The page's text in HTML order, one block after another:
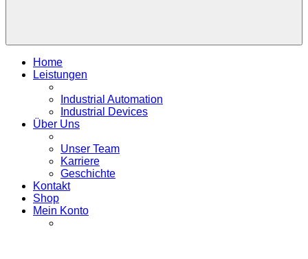
Home
Leistungen
Industrial Automation
Industrial Devices
Über Uns
Unser Team
Karriere
Geschichte
Kontakt
Shop
Mein Konto